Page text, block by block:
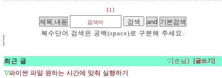
[1]
복수단어 검색은 공백(space)로 구분해 주세요.
]
]
최근 글 ▽[손님]
▽파이썬 파일 원하는 시간에 맞춰 실행하기